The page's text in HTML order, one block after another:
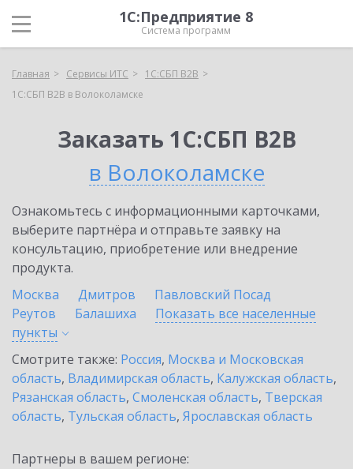
1С:Предприятие 8
Система программ
Главная Сервисы ИТС
1С:СБП B2B
1С:СБП B2B в Волоколамске
Заказать 1С:СБП B2B
в Волоколамске
Ознакомьтесь с информационными карточками,
выберите партнёра и отправьте заявку на
консультацию, приобретение или внедрение
продукта.
Москва
Дмитров
Павловский Посад
Реутов
Балашиха
Показать все населенные
пункты
Смотрите также: Россия, Москва и Московская
область, Владимирская область, Калужская область,
Рязанская область, Смоленская область, Тверская
область, Тульская область, Ярославская область
Партнеры в вашем регионе: